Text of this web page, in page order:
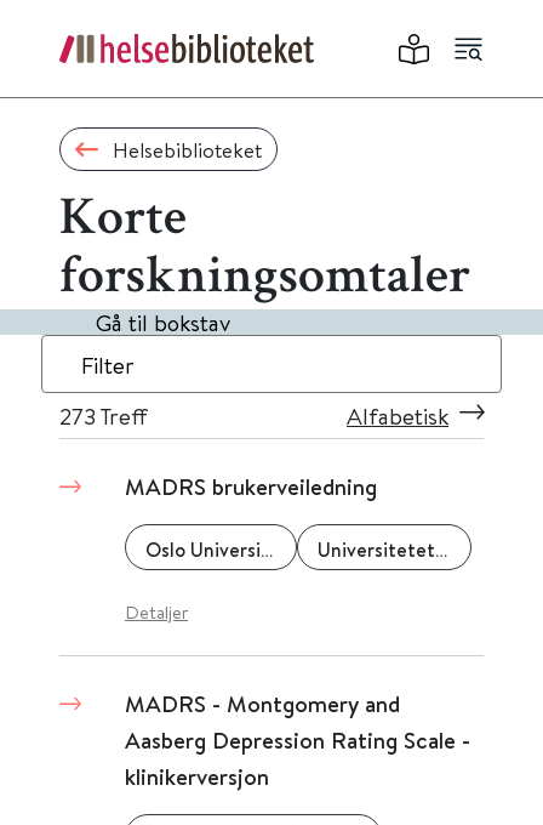
Helsebiblioteket
Korte
forskningsomtaler
Gå til bokstav
Filter
273 Treff Alfabetisk
MADRS brukerveiledning
Oslo Universitetssykehus Universitetet i Oslo (UiO)
Detaljer
MADRS - Montgomery and
Aasberg Depression Rating Scale -
klinikerversjon